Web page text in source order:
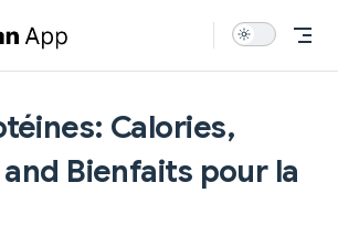
Calories,
Bienfaits pour la